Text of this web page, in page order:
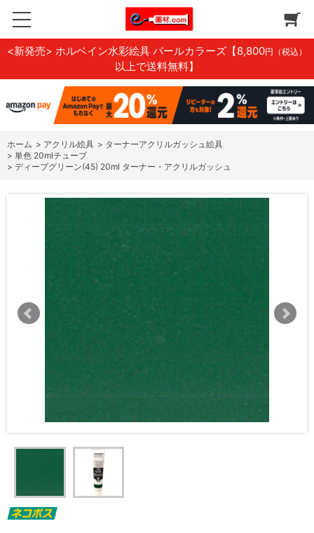
<新発売> ホルベイン水彩絵具 パールカラーズ 【8,800円（税込）
以上で送料無料】
ホーム > アクリル絵具 > ターナーアクリルガッシュ絵具
> 単色 20mlチューブ
> ディープグリーン(45) 20ml ターナー・アクリルガッシュ